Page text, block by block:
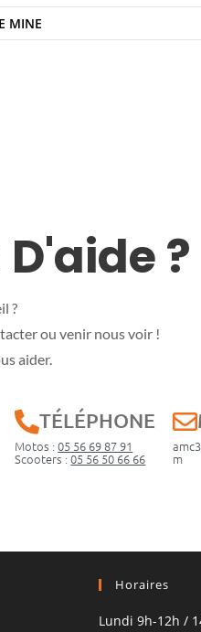
MINE
?
?
ou venir nous voir !
aider.
TÉLÉPHONE
Motos :05 56 69 87 91
Scooters :05 56 50 66 66 m
Horaires
Lundi 9h-12h /